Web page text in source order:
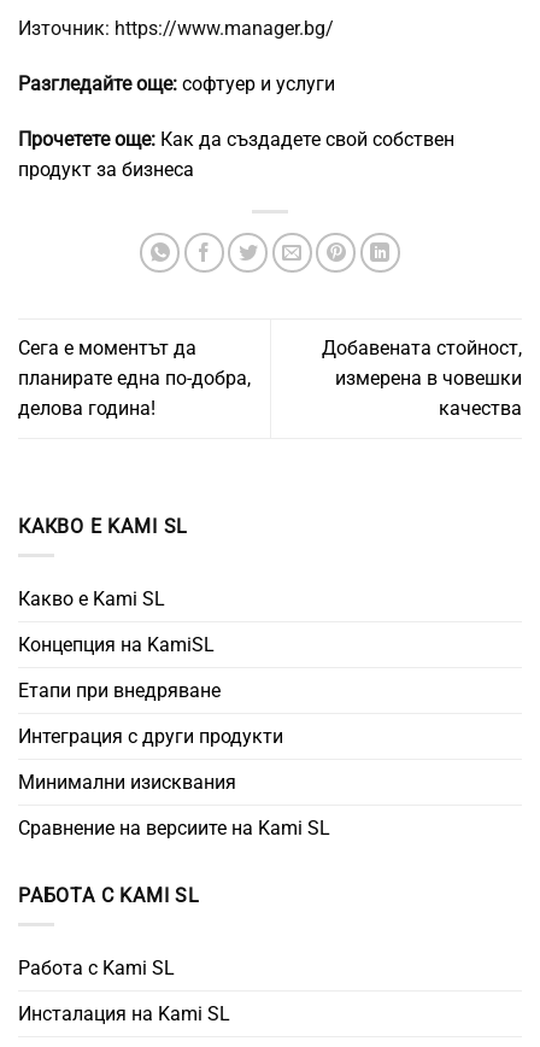
Източник: https://www.manager.bg/
Разгледайте още: софтуер и услуги
Прочетете още: Как да създадете свой собствен
продукт за бизнеса
Сега е моментът да
планирате една по-добра,
делова година!
Добавената стойност,
измерена в човешки
качества
КАКВО Е KAMI SL
Какво е Kami SL
Концепция на KamiSL
Етапи при внедряване
Интеграция с други продукти
Минимални изисквания
Сравнение на версиите на Kami SL
РАБОТА С KAMI SL
Работа с Kami SL
Инсталация на Kami SL